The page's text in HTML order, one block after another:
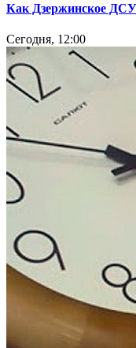
Как Дзержинское ДСУ
Сегодня, 12:00